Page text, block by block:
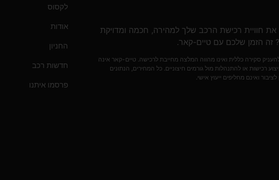
לקסוס
אודות
החניון
חדשות רכב
פרסמו איתנו
את חוויית רכישת הרכב שלך למהירה, חכמה ומדויקת
הזמן שלכם עם טיים-קאר.
סקירה כללית ואינו מהווה המלצה מחייבת לרכישה. טיים-קאר אינה
רכישות או להתנהלות מול גורמים חיצוניים. כל המחירים, הנתונים
ואינם מחליפים ייעוץ אישי.